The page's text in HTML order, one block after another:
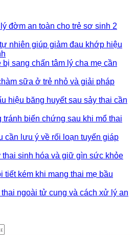
đờm an toàn cho trẻ sơ sinh 2
nhiên giúp giảm đau khớp hiệu
sang chấn tâm lý cha mẹ cần
sữa ở trẻ nhỏ và giải pháp
hiệu băng huyết sau sảy thai cần
tránh biến chứng sau khi mổ thai
cần lưu ý về rối loạn tuyến giáp
thai sinh hóa và giữ gìn sức khỏe
tiết kém khi mang thai mẹ bầu
ngoài tử cung và cách xử lý an